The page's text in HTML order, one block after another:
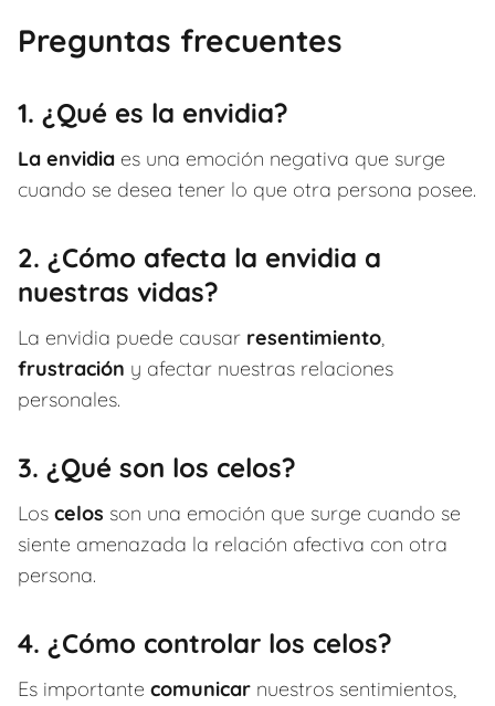
Preguntas frecuentes
1. ¿Qué es la envidia?
La envidia es una emoción negativa que surge
cuando se desea tener lo que otra persona posee.
2. ¿Cómo afecta la envidia a
nuestras vidas?
La envidia puede causar resentimiento,
frustración y afectar nuestras relaciones
personales.
3. ¿Qué son los celos?
Los celos son una emoción que surge cuando se
siente amenazada la relación afectiva con otra
persona.
4. ¿Cómo controlar los celos?
Es importante comunicar nuestros sentimientos,